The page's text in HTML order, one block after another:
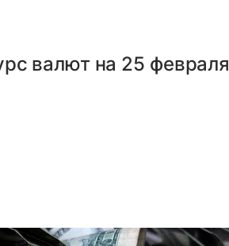
валют на 25 февраля